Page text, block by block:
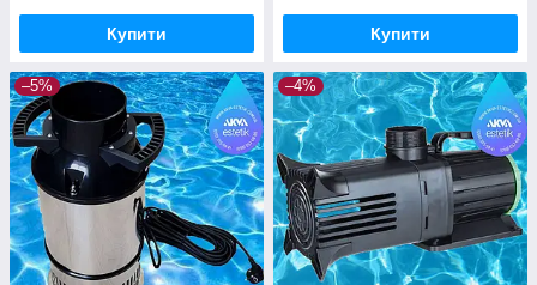
Купити Купити
–5% –4%